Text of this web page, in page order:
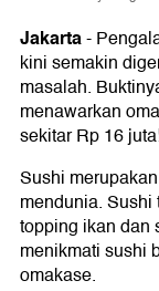
Jakarta-
kini semakin
masalah.
menawarkan
sekitar Rp 16
Sushi
mendunia.
topping ikan dan
menikmati sushi
omakase.